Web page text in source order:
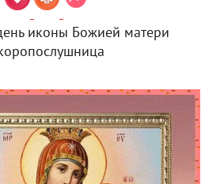
иконы Божией матери